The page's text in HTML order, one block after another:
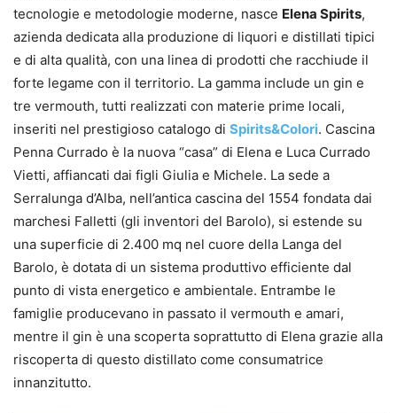
tecnologie e metodologie moderne, nasce Elena Spirits,
azienda dedicata alla produzione di liquori e distillati tipici
e di alta qualità, con una linea di prodotti che racchiude il
forte legame con il territorio. La gamma include un gin e
tre vermouth, tutti realizzati con materie prime locali,
inseriti nel prestigioso catalogo di Spirits&Colori. Cascina
Penna Currado è la nuova “casa” di Elena e Luca Currado
Vietti, affiancati dai figli Giulia e Michele. La sede a
Serralunga d’Alba, nell’antica cascina del 1554 fondata dai
marchesi Falletti (gli inventori del Barolo), si estende su
una superficie di 2.400 mq nel cuore della Langa del
Barolo, è dotata di un sistema produttivo efficiente dal
punto di vista energetico e ambientale. Entrambe le
famiglie producevano in passato il vermouth e amari,
mentre il gin è una scoperta soprattutto di Elena grazie alla
riscoperta di questo distillato come consumatrice
innanzitutto.